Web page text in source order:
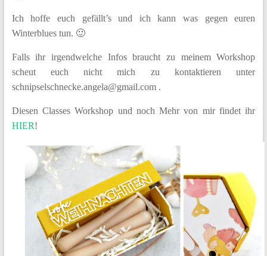
Ich hoffe euch gefällt’s und ich kann was gegen euren
Winterblues tun. 🙂
Falls ihr irgendwelche Infos braucht zu meinem Workshop
scheut euch nicht mich zu kontaktieren unter
schnipselschnecke.angela@gmail.com .
Diesen Classes Workshop und noch Mehr von mir findet ihr
HIER!